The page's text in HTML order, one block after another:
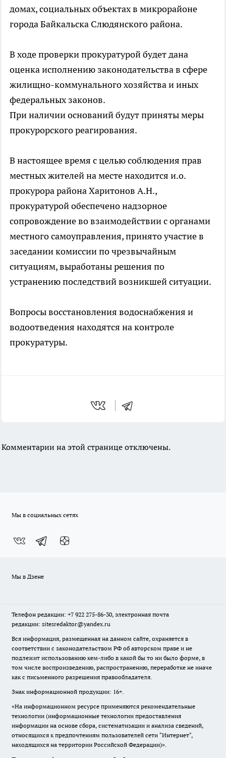
домах, социальных объектах в микрорайоне
города Байкальска Слюдянского района.
В ходе проверки прокуратурой будет дана
оценка исполнению законодательства в сфере
жилищно-коммунального хозяйства и иных
федеральных законов.
При наличии оснований будут приняты меры
прокурорского реагирования.
В настоящее время с целью соблюдения прав
местных жителей на месте находится и.о.
прокурора района Харитонов А.Н.,
прокуратурой обеспечено надзорное
сопровождение во взаимодействии с органами
местного самоуправления, принято участие в
заседании комиссии по чрезвычайным
ситуациям, выработаны решения по
устранению последствий возникшей ситуации.
Вопросы восстановления водоснабжения и
водоотведения находятся на контроле
прокуратуры.
Комментарии на этой странице отключены.
Мы в социальных сетях
Мы в Дзене
Телефон редакции: +7 922 275-86-30, электронная почта
редакции: sitesredaktor@yandex.ru
Вся информация, размещенная на данном сайте, охраняется в
соответствии с законодательством РФ об авторском праве и не
подлежит использованию кем-либо в какой бы то ни было форме, в
том числе воспроизведению, распространению, переработке не иначе
как с письменного разрешения правообладателя.
Знак информационной продукции: 16+.
«На информационном ресурсе применяются рекомендательные
технологии (информационные технологии предоставления
информации на основе сбора, систематизации и анализа сведений,
относящихся к предпочтениям пользователей сети "Интернет",
находящихся на территории Российской Федерации)».